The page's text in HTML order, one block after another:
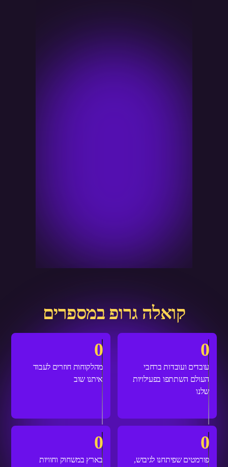
קואלה גרופ במספרים
0
עובדים ועובדות ברחבי
העולם השתתפו בפעילויות
שלנו
0
מהלקוחות חוזרים לעבוד
איתנו שוב
0
פורמטים שפיתחנו לגיבוש,
0
בארץ במשחוק וחוויות